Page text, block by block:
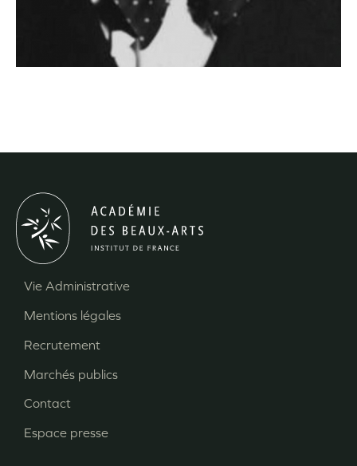
Pied
de
page
Vie Administrative
Mentions légales
Recrutement
Marchés publics
Contact
Espace presse